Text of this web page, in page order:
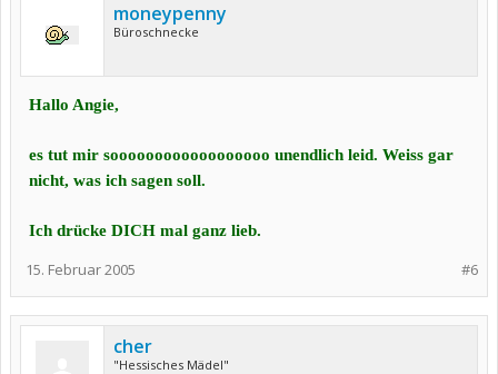
moneypenny
Büroschnecke
Hallo Angie,
es tut mir soooooooooooooooooo unendlich leid. Weiss gar
nicht, was ich sagen soll.
Ich drücke DICH mal ganz lieb.
#6
15. Februar 2005
cher
"Hessisches Mädel"